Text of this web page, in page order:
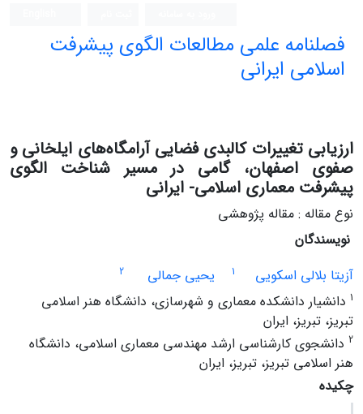
فصلنامه علمی مطالعات الگوی پیشرفت
اسلامی ایرانی
ارزیابی تغییرات کالبدی فضایی آرامگاه‌های ایلخانی و
صفوی اصفهان، گامی در مسیر شناخت الگوی
پیشرفت معماری اسلامی- ایرانی
نوع مقاله : مقاله پژوهشی
نویسندگان
آزیتا بلالی اسکویی
1 یحیی جمالی
2
1 دانشیار دانشکده معماری و شهرسازی، دانشگاه هنر اسلامی
تبریز، تبریز، ایران
2 دانشجوی کارشناسی ارشد مهندسی معماری اسلامی، دانشگاه
هنر اسلامی تبریز، تبریز، ایران
چکیده